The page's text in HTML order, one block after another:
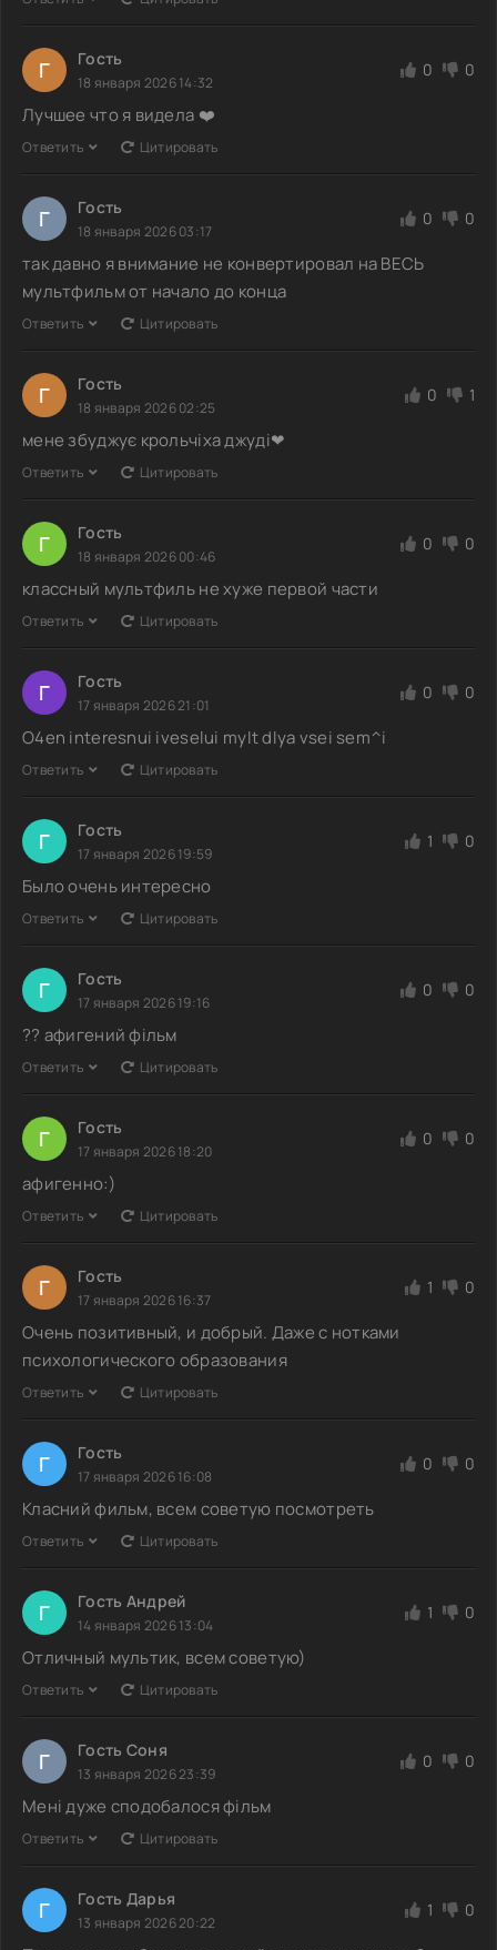
Г Гость
18 января 2026 14:32
0 0
Лучшее что я видела ❤️
Ответить Цитировать
Г Гость
18 января 2026 03:17
0 0
так давно я внимание не конвертировал на ВЕСЬ
мультфильм от начало до конца
Ответить Цитировать
Г Гость
18 января 2026 02:25
0 1
мене збуджує крольчіха джуді❤
Ответить Цитировать
Г Гость
18 января 2026 00:46
0 0
классный мультфиль не хуже первой части
Ответить Цитировать
Г Гость
17 января 2026 21:01
0 0
O4en interesnui iveselui mylt dlya vsei sem^i
Ответить Цитировать
Г Гость
17 января 2026 19:59
1 0
Было очень интересно
Ответить Цитировать
Г Гость
17 января 2026 19:16
0 0
?? афигений фільм
Ответить Цитировать
Г Гость
17 января 2026 18:20
0 0
афигенно:)
Ответить Цитировать
Г Гость
17 января 2026 16:37
1 0
Очень позитивный, и добрый. Даже с нотками
психологического образования
Ответить Цитировать
Г Гость
17 января 2026 16:08
0 0
Класний фильм, всем советую посмотреть
Ответить Цитировать
Г Гость Андрей
14 января 2026 13:04
1 0
Отличный мультик, всем советую)
Ответить Цитировать
Г Гость Соня
13 января 2026 23:39
0 0
Мені дуже сподобалося фільм
Ответить Цитировать
Г Гость Дарья
13 января 2026 20:22
1 0